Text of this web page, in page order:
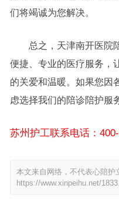
们将竭诚为您解决。
总之，天津南开医院陪
便捷、专业的医疗服务，
的关爱和温暖。如果您因
虑选择我们的陪诊陪护服
苏州护工联系电话：
本文来自网络，不代表心陪护
https://www.xinpeihu.net/